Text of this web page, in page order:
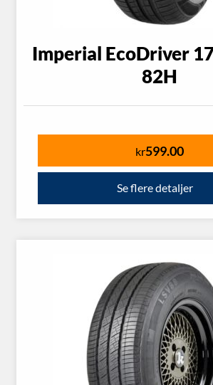
Imperial EcoDriver
82H
kr599.00
Se flere detaljer